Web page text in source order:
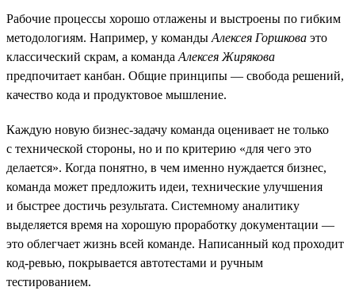
Рабочие процессы хорошо отлажены и выстроены по гибким
методологиям. Например, у команды Алексея Горшкова это
классический скрам, а команда Алексея Жирякова
предпочитает канбан. Общие принципы — свобода решений,
качество кода и продуктовое мышление.
Каждую новую бизнес-задачу команда оценивает не только
с технической стороны, но и по критерию «для чего это
делается». Когда понятно, в чем именно нуждается бизнес,
команда может предложить идеи, технические улучшения
и быстрее достичь результата. Системному аналитику
выделяется время на хорошую проработку документации —
это облегчает жизнь всей команде. Написанный код проходит
код-ревью, покрывается автотестами и ручным
тестированием.